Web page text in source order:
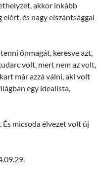
akkor inkább
és nagy elszántsággal
önmagát, keresve azt,
volt, mert nem az volt,
már azzá válni, aki volt
egy idealista,
micsoda élvezet volt új